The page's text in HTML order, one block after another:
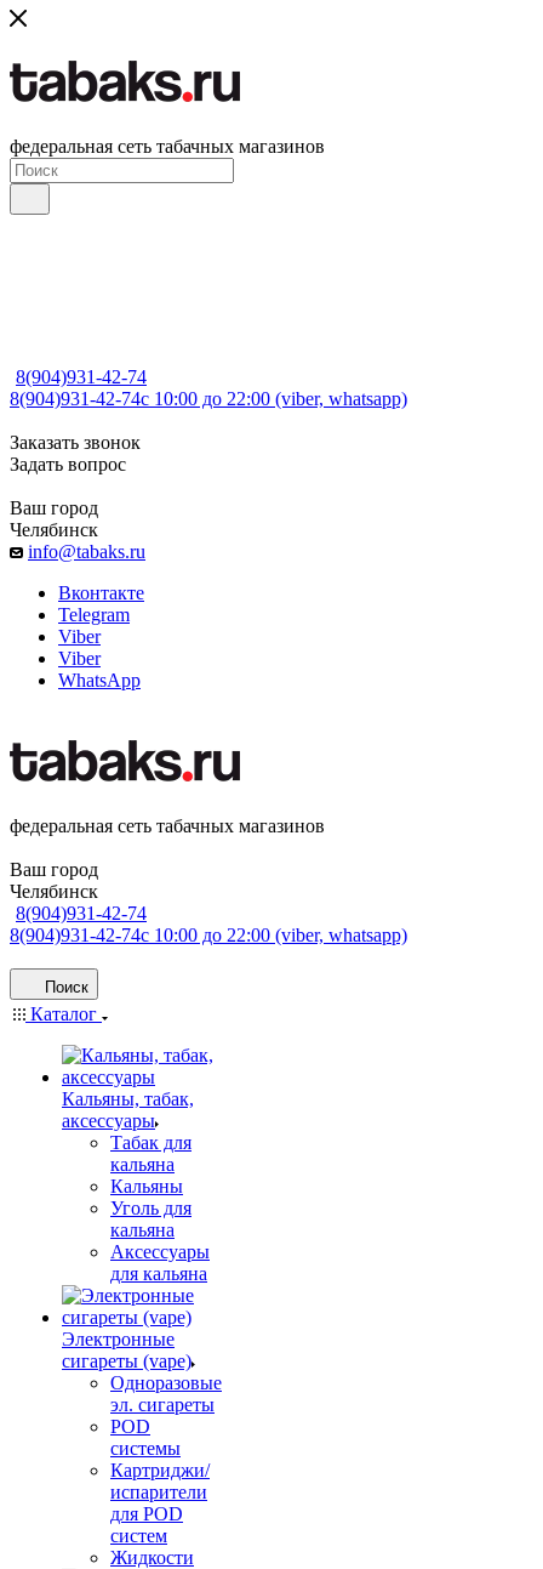
федеральная сеть табачных магазинов
8(904)931-42-74
8(904)931-42-74с 10:00 до 22:00 (viber, whatsapp)
Заказать звонок
Задать вопрос
Ваш город
Челябинск
info@tabaks.ru
Вконтакте
Telegram
Viber
Viber
WhatsApp
федеральная сеть табачных магазинов
Ваш город
Челябинск
8(904)931-42-74
8(904)931-42-74с 10:00 до 22:00 (viber, whatsapp)
Поиск
Каталог
Кальяны, табак,
аксессуары
Табак для
кальяна
Кальяны
Уголь для
кальяна
Аксессуары
для кальяна
Электронные
сигареты (vape)
Одноразовые
эл. сигареты
POD
системы
Картриджи/
испарители
для POD
систем
Жидкости